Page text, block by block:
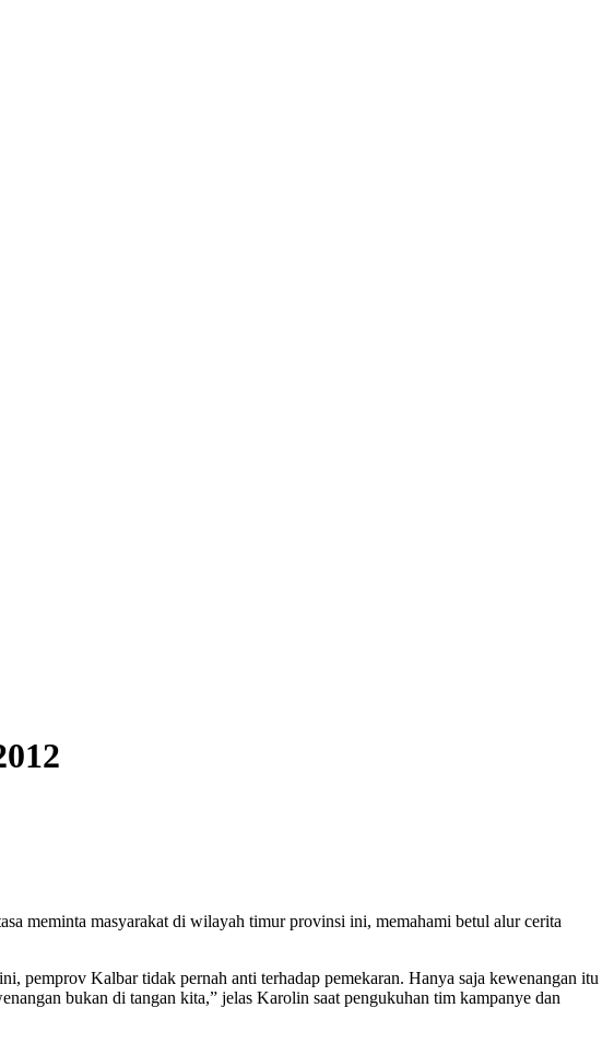
masyarakat di wilayah timur provinsi ini, memahami betul alur cerita
pemprov Kalbar tidak pernah anti terhadap pemekaran. Hanya saja kewenangan itu
bukan di tangan kita,” jelas Karolin saat pengukuhan tim kampanye dan